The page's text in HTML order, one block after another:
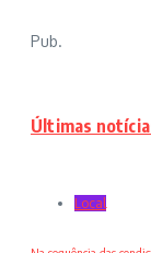
Pub.
Últimas
Local